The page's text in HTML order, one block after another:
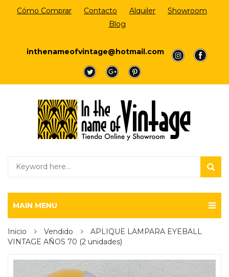
Cómo Comprar Contacto Alquiler
Showroom
Blog
inthenameofvintage@hotmail.com
a
a
a
a a
MAIN MENU
Inicio Vendido
APLIQUE LAMPARA EYEBALL
VINTAGE AÑOS 70 (2 unidades)